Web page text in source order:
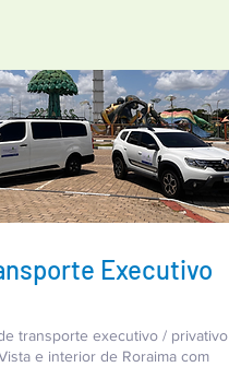
Executivo
transporte executivo / privativo
e interior de Roraima com